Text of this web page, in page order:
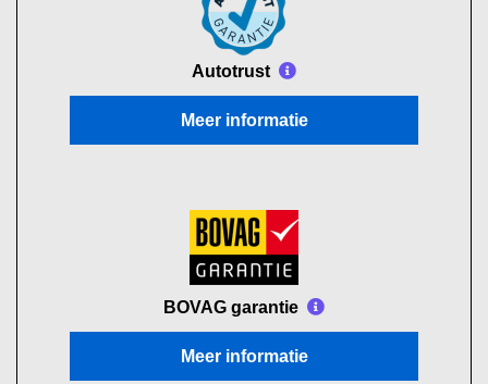
Autotrust
Meer informatie
BOVAG garantie
Meer informatie